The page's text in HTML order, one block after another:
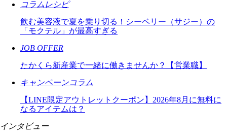
コラムレシピ
飲む美容液で夏を乗り切る！シーベリー（サジー）の
「モクテル」が最高すぎる
JOB OFFER
たかくら新産業で一緒に働きませんか？【営業職】
キャンペーンコラム
【LINE限定アウトレットクーポン】2026年8月に無料に
なるアイテムは？
インタビュー